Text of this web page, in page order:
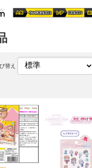
替え